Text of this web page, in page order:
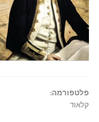
פלטפורמה:
קלאוד